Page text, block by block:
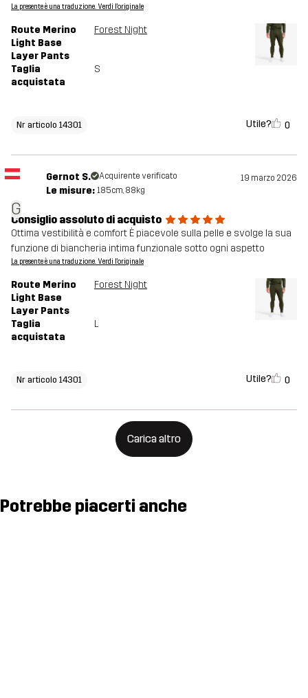
La presente è una traduzione. Verdi l'originale
Route Merino
Light Base
Layer Pants
Forest Night
Taglia
acquistata
S
Nr articolo 14301 Utile? 0
G
Gernot S. Acquirente verificato 19 marzo 2026
Le misure: 185cm, 88kg
Consiglio assoluto di acquisto
Ottima vestibilità e comfort È piacevole sulla pelle e svolge la sua
funzione di biancheria intima funzionale sotto ogni aspetto
La presente è una traduzione. Verdi l'originale
Route Merino
Light Base
Layer Pants
Forest Night
Taglia
acquistata
L
Nr articolo 14301 Utile? 0
Carica altro
Potrebbe piacerti anche